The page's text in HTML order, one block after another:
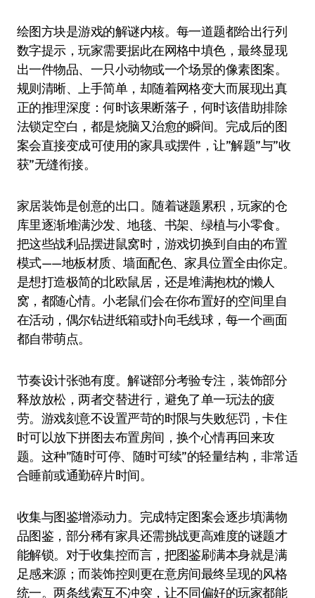
绘图方块是游戏的解谜内核。每一道题都给出行列
数字提示，玩家需要据此在网格中填色，最终显现
出一件物品、一只小动物或一个场景的像素图案。
规则清晰、上手简单，却随着网格变大而展现出真
正的推理深度：何时该果断落子，何时该借助排除
法锁定空白，都是烧脑又治愈的瞬间。完成后的图
案会直接变成可使用的家具或摆件，让”解题”与”收
获”无缝衔接。
家居装饰是创意的出口。随着谜题累积，玩家的仓
库里逐渐堆满沙发、地毯、书架、绿植与小零食。
把这些战利品摆进鼠窝时，游戏切换到自由的布置
模式——地板材质、墙面配色、家具位置全由你定。
是想打造极简的北欧鼠居，还是堆满抱枕的懒人
窝，都随心情。小老鼠们会在你布置好的空间里自
在活动，偶尔钻进纸箱或扑向毛线球，每一个画面
都自带萌点。
节奏设计张弛有度。解谜部分考验专注，装饰部分
释放放松，两者交替进行，避免了单一玩法的疲
劳。游戏刻意不设置严苛的时限与失败惩罚，卡住
时可以放下拼图去布置房间，换个心情再回来攻
题。这种”随时可停、随时可续”的轻量结构，非常适
合睡前或通勤碎片时间。
收集与图鉴增添动力。完成特定图案会逐步填满物
品图鉴，部分稀有家具还需挑战更高难度的谜题才
能解锁。对于收集控而言，把图鉴刷满本身就是满
足感来源；而装饰控则更在意房间最终呈现的风格
统一。两条线索互不冲突，让不同偏好的玩家都能